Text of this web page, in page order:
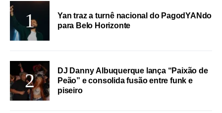
Yan traz a turnê nacional do PagodYANdo
para Belo Horizonte
DJ Danny Albuquerque lança “Paixão de
Peão” e consolida fusão entre funk e
piseiro